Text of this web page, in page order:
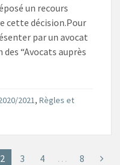
un recours
cette décision.Pour
par un avocat
“Avocats auprès
2021, Règles et
2 3 4 … 8